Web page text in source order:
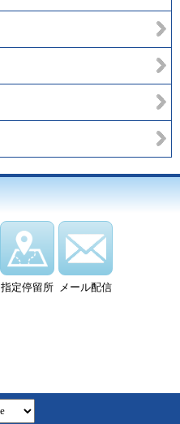
指定停留所 メール配信